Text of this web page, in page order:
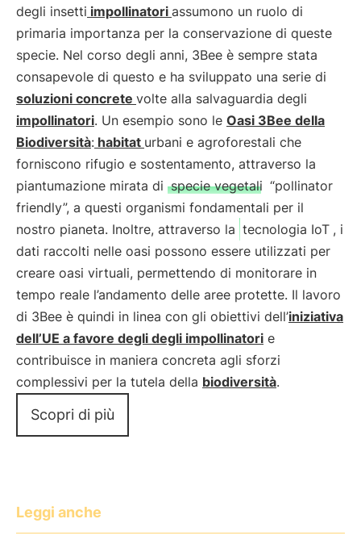
degli insetti impollinatori assumono un ruolo di
primaria importanza per la conservazione di queste
specie. Nel corso degli anni, 3Bee è sempre stata
consapevole di questo e ha sviluppato una serie di
soluzioni concrete volte alla salvaguardia degli
impollinatori. Un esempio sono le Oasi 3Bee della
Biodiversità: habitat urbani e agroforestali che
forniscono rifugio e sostentamento, attraverso la
piantumazione mirata di specie vegetali “pollinator
friendly”, a questi organismi fondamentali per il
nostro pianeta. Inoltre, attraverso la tecnologia IoT , i
dati raccolti nelle oasi possono essere utilizzati per
creare oasi virtuali, permettendo di monitorare in
tempo reale l’andamento delle aree protette. Il lavoro
di 3Bee è quindi in linea con gli obiettivi dell’iniziativa
dell’UE a favore degli degli impollinatori e
contribuisce in maniera concreta agli sforzi
complessivi per la tutela della biodiversità.
Scopri di più
Leggi anche